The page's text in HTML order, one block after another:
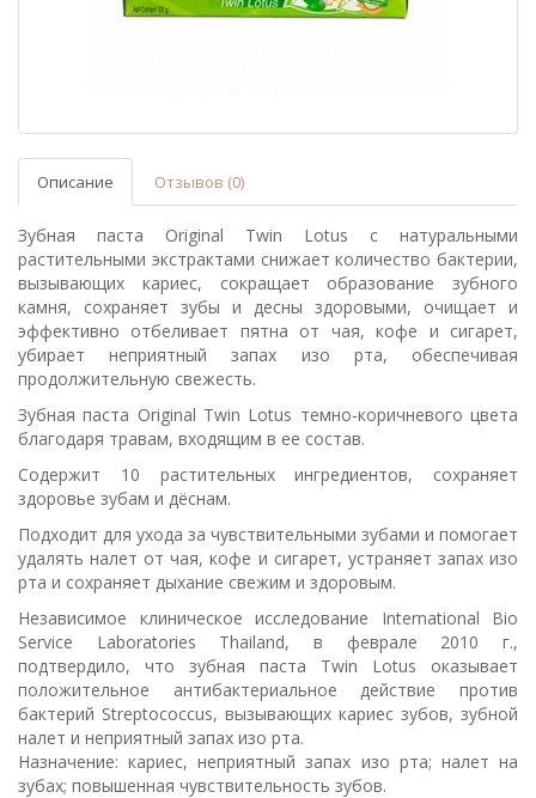
Описание Отзывов (0)
Зубная паста Original Twin Lotus с натуральными
растительными экстрактами снижает количество бактерии,
вызывающих кариес, сокращает образование зубного
камня, сохраняет зубы и десны здоровыми, очищает и
эффективно отбеливает пятна от чая, кофе и сигарет,
убирает неприятный запах изо рта, обеспечивая
продолжительную свежесть.
Зубная паста Original Twin Lotus темно-коричневого цвета
благодаря травам, входящим в ее состав.
Содержит 10 растительных ингредиентов, сохраняет
здоровье зубам и дёснам.
Подходит для ухода за чувствительными зубами и помогает
удалять налет от чая, кофе и сигарет, устраняет запах изо
рта и сохраняет дыхание свежим и здоровым.
Независимое клиническое исследование International Bio
Service Laboratories Thailand, в феврале 2010 г.,
подтвердило, что зубная паста Twin Lotus оказывает
положительное антибактериальное действие против
бактерий Streptococcus, вызывающих кариес зубов, зубной
налет и неприятный запах изо рта.
Назначение: кариес, неприятный запах изо рта; налет на
зубах; повышенная чувствительность зубов.